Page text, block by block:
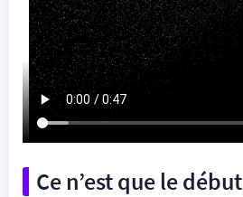
Ce n’est que le début